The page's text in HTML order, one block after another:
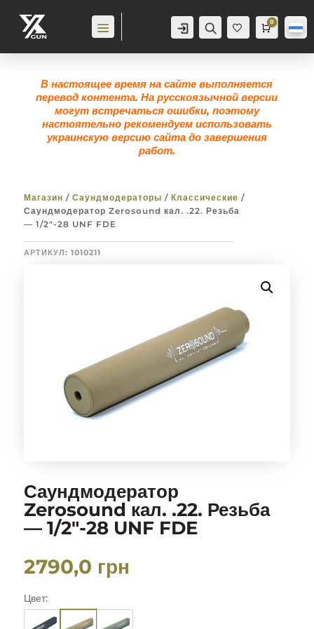
Аккаунт Поиск
Же
лан
Корзина
0
0,0грн
В настоящее время на сайте выполняется
перевод контента. На русскоязычной версии
могут встречаться ошибки, поэтому
настоятельно рекомендуем использовать
украинскую версию сайта до завершения
работ.
Магазин / Саундмодераторы / Классические /
Саундмодератор Zerosound кал. .22. Резьба
— 1/2″-28 UNF FDE
АРТИКУЛ: 1010211
Саундмодератор
Zerosound кал. .22. Резьба
— 1/2″-28 UNF FDE
2790,0 грн
Цвет: